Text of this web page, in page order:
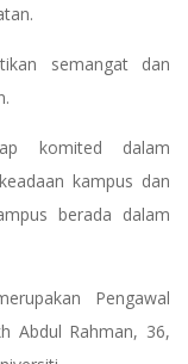
semangat dan
komited dalam
kampus dan
berada dalam
Pengawal
Abdul Rahman, 36,